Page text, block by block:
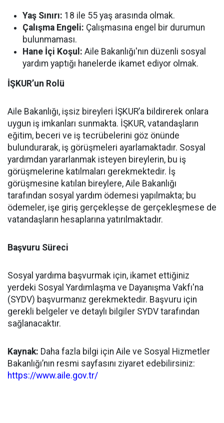
Yaş Sınırı: 18 ile 55 yaş arasında olmak.
Çalışma Engeli: Çalışmasına engel bir durumun
bulunmaması.
Hane İçi Koşul: Aile Bakanlığı'nın düzenli sosyal
yardım yaptığı hanelerde ikamet ediyor olmak.
İŞKUR’un Rolü
Aile Bakanlığı, işsiz bireyleri İŞKUR’a bildirerek onlara
uygun iş imkanları sunmakta. İŞKUR, vatandaşların
eğitim, beceri ve iş tecrübelerini göz önünde
bulundurarak, iş görüşmeleri ayarlamaktadır. Sosyal
yardımdan yararlanmak isteyen bireylerin, bu iş
görüşmelerine katılmaları gerekmektedir. İş
görüşmesine katılan bireylere, Aile Bakanlığı
tarafından sosyal yardım ödemesi yapılmakta; bu
ödemeler, işe giriş gerçekleşse de gerçekleşmese de
vatandaşların hesaplarına yatırılmaktadır.
Başvuru Süreci
Sosyal yardıma başvurmak için, ikamet ettiğiniz
yerdeki Sosyal Yardımlaşma ve Dayanışma Vakfı'na
(SYDV) başvurmanız gerekmektedir. Başvuru için
gerekli belgeler ve detaylı bilgiler SYDV tarafından
sağlanacaktır.
Kaynak: Daha fazla bilgi için Aile ve Sosyal Hizmetler
Bakanlığı’nın resmi sayfasını ziyaret edebilirsiniz:
https://www.aile.gov.tr/